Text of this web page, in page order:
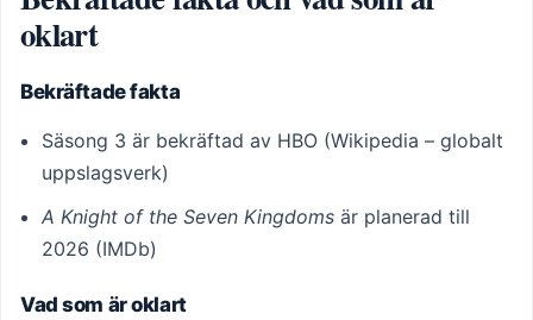
oklart
Bekräftade fakta
Säsong 3 är bekräftad av HBO (Wikipedia – globalt
uppslagsverk)
A Knight of the Seven Kingdoms är planerad till
2026 (IMDb)
Vad som är oklart